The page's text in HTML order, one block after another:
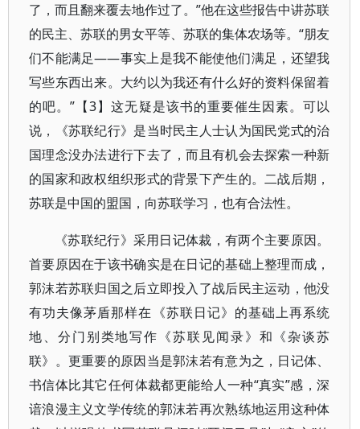
了，而且翻来覆去地作过了。”他在这些报告中讲苏联
的民主、苏联的男女平等、苏联的集体农场等。“朋友
们不能满足——事实上是我不能使他们满足，还望我
写些东西出来。大约以为我还有什么好的资料保留着
的吧。”【3】这无疑是该书的重要催生因素。可以
说，《苏联纪行》是当时民主人士认为国民党式的治
国理念没办法进行下去了，而且有机会去探索一种新
的国家和政权组织形式的背景下产生的。二战后期，
苏联是中国的盟国，向苏联学习，也有合法性。
《苏联纪行》采用日记体裁，有两个主要原因。
首要原因在于该书确实是在日记的基础上整理而成，
郭沫若苏联归国之后立即投入了战后民主运动，他没
有功夫像茅盾那样在《苏联日记》的基础上再系统
地、分门别类地写作《苏联见闻录》和《杂谈苏
联》。更重要的原因当是郭沫若有意为之，日记体、
书信体比其它任何体裁都更能给人一种“真实”感，深
谙浪漫主义文学传统的郭沫若再次熟练地运用这种体